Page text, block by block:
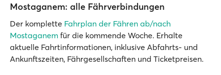
Mostaganem: alle Fährverbindungen
Der komplette Fahrplan der Fähren ab/nach
Mostaganem für die kommende Woche. Erhalte
aktuelle Fahrtinformationen, inklusive Abfahrts- und
Ankunftszeiten, Fährgesellschaften und Ticketpreisen.